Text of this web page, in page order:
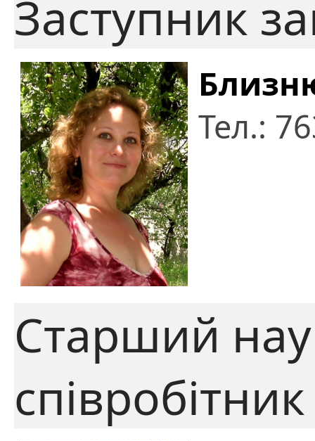
Заступник
Тел.:
Старший
співробітник